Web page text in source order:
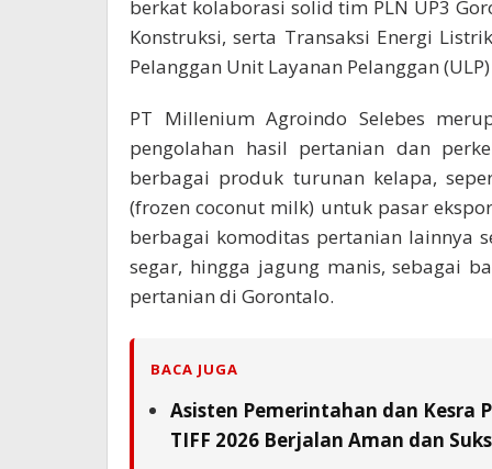
berkat kolaborasi solid tim PLN UP3
Konstruksi, serta Transaksi Energi
Pelanggan Unit Layanan Pelanggan
PT Millenium Agroindo Selebes
pengolahan hasil pertanian dan
berbagai produk turunan kelapa,
(frozen coconut milk) untuk pasar
berbagai komoditas pertanian lainnya
segar, hingga jagung manis, sebagai
pertanian di Gorontalo.
BACA JUGA
Asisten Pemerintahan dan Kesra
TIFF 2026 Berjalan Aman dan